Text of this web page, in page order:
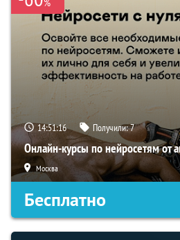
14:51:15 Получили:7
Онлайн-курсы по нейросетям от
Москва
Бесплатно